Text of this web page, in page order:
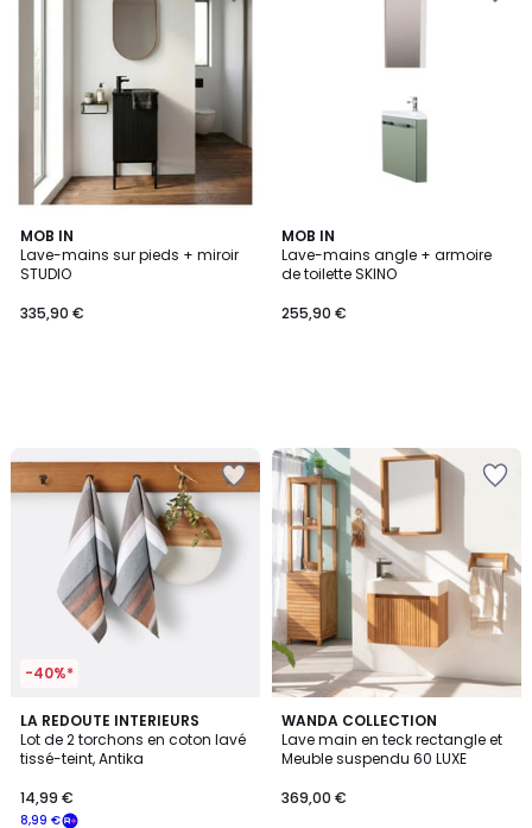
MOB IN
Lave-mains sur pieds + miroir
STUDIO
335,90 €
MOB IN
Lave-mains angle + armoire
de toilette SKINO
255,90 €
-40%*
LA REDOUTE INTERIEURS
Lot de 2 torchons en coton lavé
tissé-teint, Antika
8,99 €
14,99 €
4,3
/ 5
2
Couleurs
WANDA COLLECTION
Lave main en teck rectangle et
Meuble suspendu 60 LUXE
369,00 €